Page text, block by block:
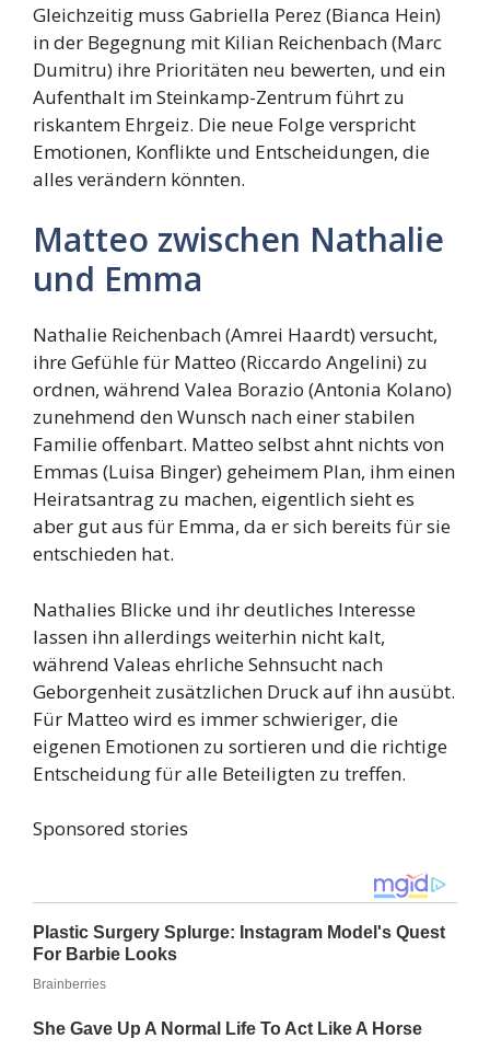
Gleichzeitig muss Gabriella Perez (Bianca Hein)
in der Begegnung mit Kilian Reichenbach (Marc
Dumitru) ihre Prioritäten neu bewerten, und ein
Aufenthalt im Steinkamp-Zentrum führt zu
riskantem Ehrgeiz. Die neue Folge verspricht
Emotionen, Konflikte und Entscheidungen, die
alles verändern könnten.
Matteo zwischen Nathalie
und Emma
Nathalie Reichenbach (Amrei Haardt) versucht,
ihre Gefühle für Matteo (Riccardo Angelini) zu
ordnen, während Valea Borazio (Antonia Kolano)
zunehmend den Wunsch nach einer stabilen
Familie offenbart. Matteo selbst ahnt nichts von
Emmas (Luisa Binger) geheimem Plan, ihm einen
Heiratsantrag zu machen, eigentlich sieht es
aber gut aus für Emma, da er sich bereits für sie
entschieden hat.
Nathalies Blicke und ihr deutliches Interesse
lassen ihn allerdings weiterhin nicht kalt,
während Valeas ehrliche Sehnsucht nach
Geborgenheit zusätzlichen Druck auf ihn ausübt.
Für Matteo wird es immer schwieriger, die
eigenen Emotionen zu sortieren und die richtige
Entscheidung für alle Beteiligten zu treffen.
Sponsored stories